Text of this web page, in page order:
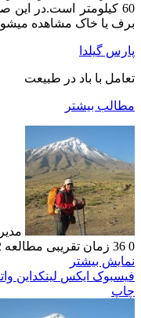
60 کیلومتر است.در
برف یا خاک مشاهده
پارس گیلدا
تعامل با باد در طبیعت
مطالب بیشتر
0
زمان تقریبی مطالعه 2 دقیقه
نمایش بیشتر
فیسبوک ایکس لینکداین
چاپ